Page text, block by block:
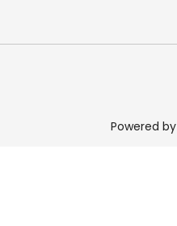
Powered by